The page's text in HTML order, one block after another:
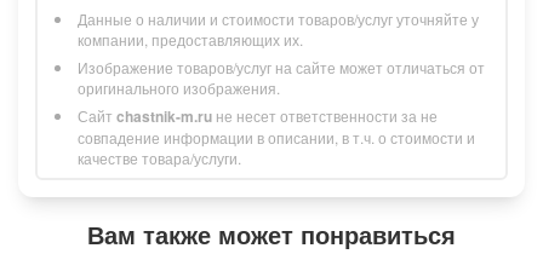
Данные о наличии и стоимости товаров/услуг уточняйте у
компании, предоставляющих их.
Изображение товаров/услуг на сайте может отличаться от
оригинального изображения.
Сайт chastnik-m.ru не несет ответственности за не
совпадение информации в описании, в т.ч. о стоимости и
качестве товара/услуги.
Вам также может понравиться